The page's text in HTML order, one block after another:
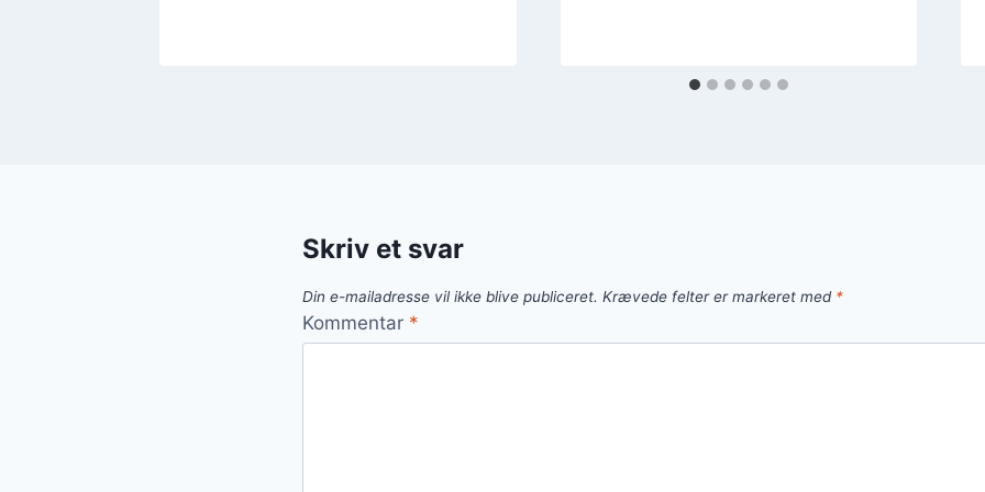
Skriv et svar
Din e-mailadresse vil ikke blive publiceret. Krævede felter er markeret med *
Kommentar *